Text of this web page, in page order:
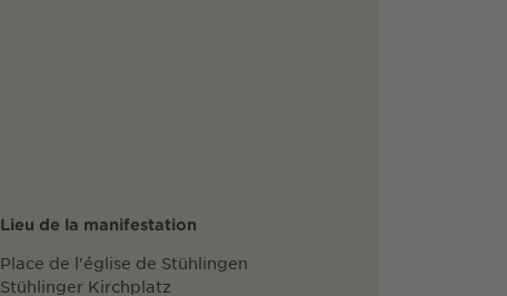
Lieu de la manifestation
Place de l'église de Stühlingen
Stühlinger Kirchplatz